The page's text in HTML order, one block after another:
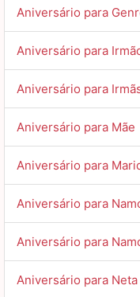
Aniversário para
Aniversário para
Aniversário para
Aniversário para Mãe
Aniversário para
Aniversário para
Aniversário para
Aniversário para Neta